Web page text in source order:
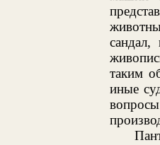
сандал,
таким
иные